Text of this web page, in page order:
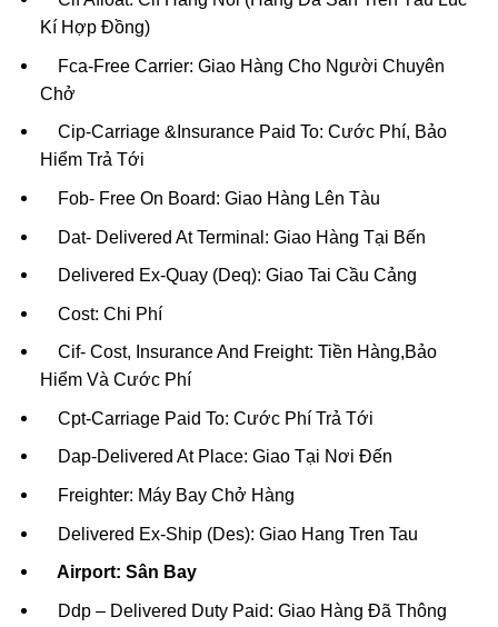
Kí Hợp Đồng)
Fca-Free Carrier: Giao Hàng Cho Người Chuyên
Chở
Cip-Carriage &Insurance Paid To: Cước Phí, Bảo
Hiểm Trả Tới
Fob- Free On Board: Giao Hàng Lên Tàu
Dat- Delivered At Terminal: Giao Hàng Tại Bến
Delivered Ex-Quay (Deq): Giao Tai Cầu Cảng
Cost: Chi Phí
Cif- Cost, Insurance And Freight: Tiền Hàng,Bảo
Hiểm Và Cước Phí
Cpt-Carriage Paid To: Cước Phí Trả Tới
Dap-Delivered At Place: Giao Tại Nơi Đến
Freighter: Máy Bay Chở Hàng
Delivered Ex-Ship (Des): Giao Hang Tren Tau
Airport: Sân Bay
Ddp – Delivered Duty Paid: Giao Hàng Đã Thông